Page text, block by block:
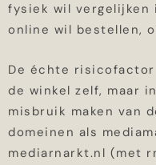
fysiek wil vergelijken
online wil bestellen,
De échte
de winkel zelf, maar in
misbruik maken van
domeinen als
mediarnarkt.nl (met